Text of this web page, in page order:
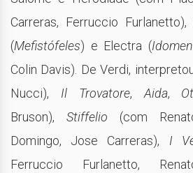
Carreras, Ferruccio
(Mefistófeles) e Electra (
Colin Davis). De Verdi,
Nucci), Il Trovatore, Aida,
Bruson), Stiffelio (com
Domingo, Jose Carreras), I
Ferruccio Furlanetto,